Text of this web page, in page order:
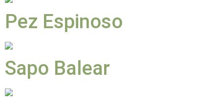
Pez Espinoso
Sapo Balear